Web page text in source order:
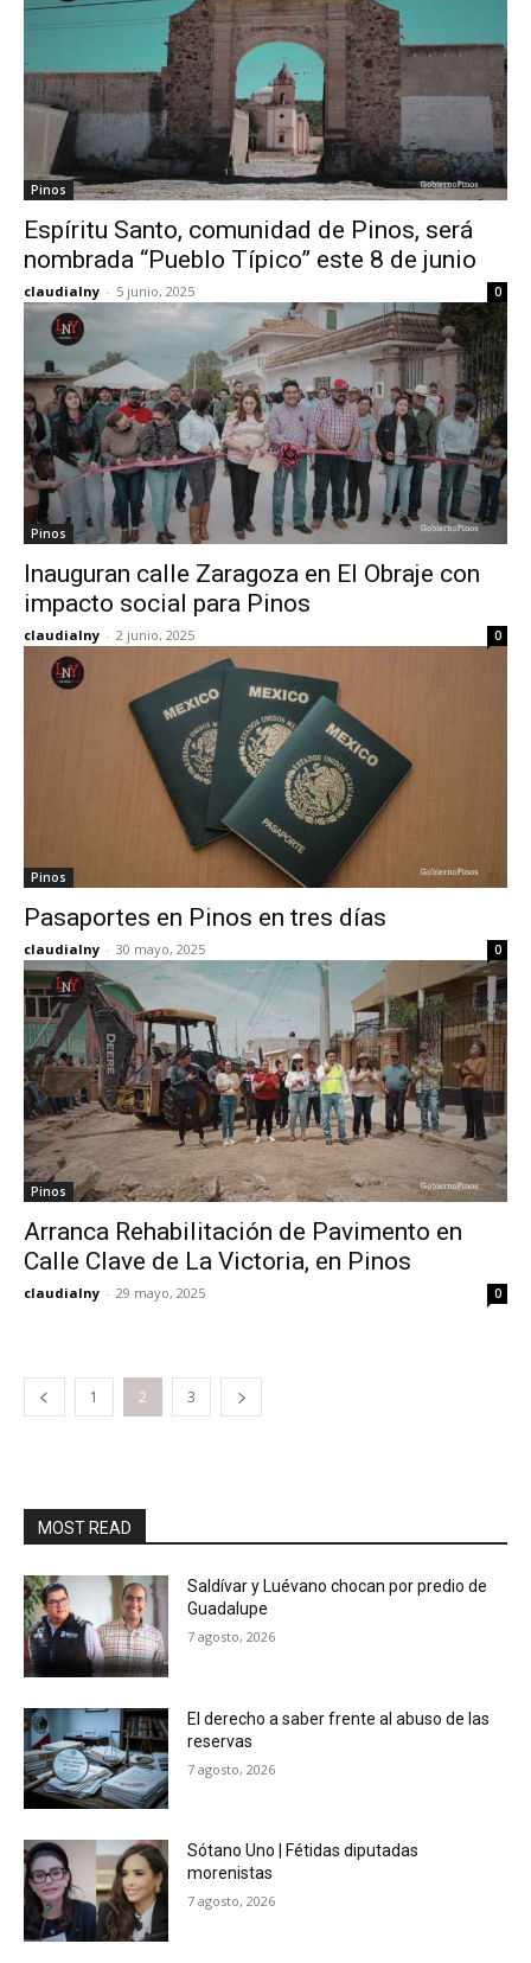
Pinos
Espíritu Santo, comunidad de Pinos, será
nombrada “Pueblo Típico” este 8 de junio
claudialny - 5 junio, 2025 0
Pinos
Inauguran calle Zaragoza en El Obraje con
impacto social para Pinos
claudialny - 2 junio, 2025 0
Pinos
Pasaportes en Pinos en tres días
claudialny - 30 mayo, 2025 0
Pinos
Arranca Rehabilitación de Pavimento en
Calle Clave de La Victoria, en Pinos
claudialny - 29 mayo, 2025 0
1 2 3
MOST READ
Saldívar y Luévano chocan por predio de
Guadalupe
7 agosto, 2026
El derecho a saber frente al abuso de las
reservas
7 agosto, 2026
Sótano Uno | Fétidas diputadas
morenistas
7 agosto, 2026